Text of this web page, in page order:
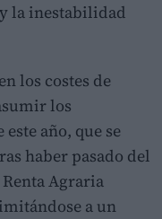
la inestabilidad
los costes de
los
año, que se
haber pasado del
Agraria
a un